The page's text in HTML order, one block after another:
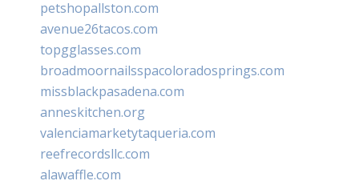
petshopallston.com
avenue26tacos.com
topgglasses.com
broadmoornailsspacoloradosprings.com
missblackpasadena.com
anneskitchen.org
valenciamarketytaqueria.com
reefrecordsllc.com
alawaffle.com